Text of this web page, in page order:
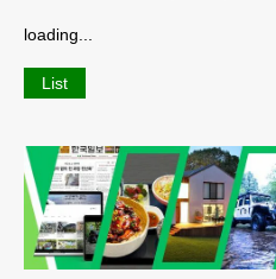
loading...
List